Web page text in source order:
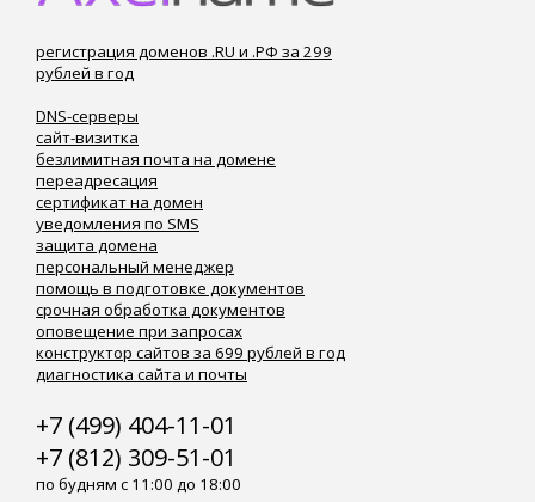
регистрация доменов .RU и .РФ за 299
рублей в год
DNS-серверы
сайт-визитка
безлимитная почта на домене
переадресация
сертификат на домен
уведомления по SMS
защита домена
персональный менеджер
помощь в подготовке документов
срочная обработка документов
оповещение при запросах
конструктор сайтов за 699 рублей в год
диагностика сайта и почты
+7 (499) 404-11-01
+7 (812) 309-51-01
по будням с 11:00 до 18:00